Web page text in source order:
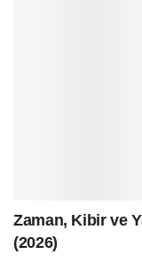
Zaman, Kibir ve
(2026)